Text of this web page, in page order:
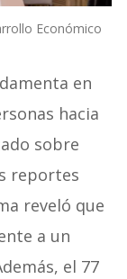
Económico
en
hacia
sobre
reportes
reveló que
a un
el 77